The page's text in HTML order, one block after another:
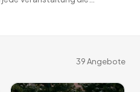
Hier können Sie unter
Wasserbrunnen,
mieten. Lassen Sie sich
39Angebote